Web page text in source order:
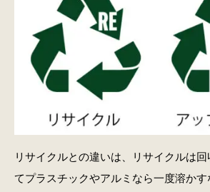
リサイクルとの違いは、リサイクルは
てプラスチックやアルミなら一度溶か